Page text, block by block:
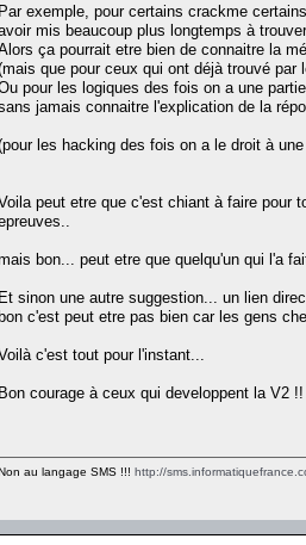
Par exemple, pour certains crackme
mis beaucoup plus longtemps à
ça pourrait etre bien de connaitre la
que pour ceux qui ont déjà trouvé par
pour les logiques des fois on a une
jamais connaitre l'explication de la
les hacking des fois on a le droit à
peut etre que c'est chiant à faire pour
bon... peut etre que quelqu'un qui l'a
Et sinon une autre suggestion... un lien
bon c'est peut etre pas bien car les gens
c'est tout pour l'instant...
Bon courage à ceux qui developpent la V2 !!
au langage SMS !!! http://